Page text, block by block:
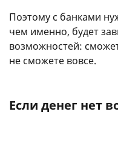
Поэтому с банками
чем именно, будет
возможностей:
не сможете вовсе.
Если денег нет